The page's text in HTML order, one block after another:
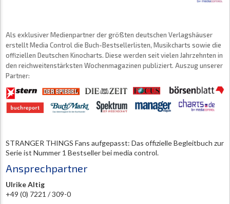
Als exklusiver Medienpartner der größten deutschen Verlagshäuser
erstellt Media Control die Buch-Bestsellerlisten, Musikcharts sowie die
offiziellen Deutschen Kinocharts. Diese werden seit vielen Jahrzehnten in
den reichweitenstärksten Wochenmagazinen publiziert. Auszug unserer
Partner:
STRANGER THINGS Fans aufgepasst: Das offizielle Begleitbuch zur
Serie ist Nummer 1 Bestseller bei media control.
Ansprechpartner
Ulrike Altig
+49 (0) 7221 / 309-0